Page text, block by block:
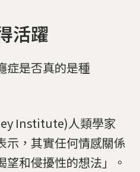
活躍
症是否真的是種
Institute)人類學家
示，其實任何情感關係
和侵擾性的想法」。